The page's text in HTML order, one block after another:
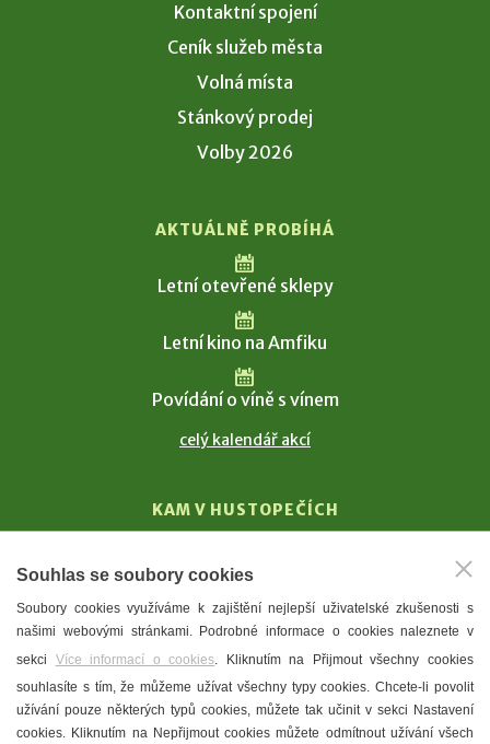
Kontaktní spojení
Ceník služeb města
Volná místa
Stánkový prodej
Volby 2026
AKTUÁLNĚ PROBÍHÁ
Letní otevřené sklepy
Letní kino na Amfiku
Povídání o víně s vínem
celý kalendář akcí
KAM V HUSTOPEČÍCH
T. G. Masaryk
Mandloně
Ubytování
Restaurace
Městské muzeum a galerie
Souhlas se soubory cookies
Soubory cookies využíváme k zajištění nejlepší uživatelské zkušenosti s
našimi webovými stránkami. Podrobné informace o cookies naleznete v
sekci Více informací o cookies. Kliknutím na Přijmout všechny cookies
souhlasíte s tím, že můžeme užívat všechny typy cookies. Chcete-li povolit
užívání pouze některých typů cookies, můžete tak učinit v sekci Nastavení
cookies. Kliknutím na Nepřijmout cookies můžete odmítnout užívání všech